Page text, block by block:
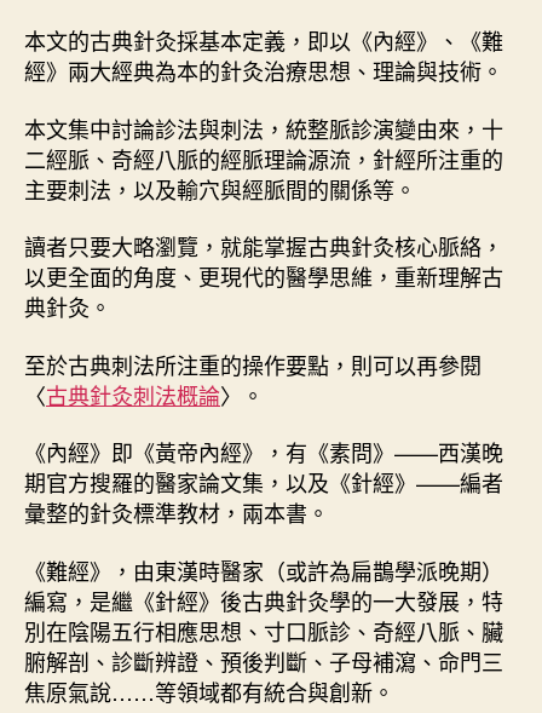
本文的古典針灸採基本定義，即以《內經》、《難
經》兩大經典為本的針灸治療思想、理論與技術。
本文集中討論診法與刺法，統整脈診演變由來，十
二經脈、奇經八脈的經脈理論源流，針經所注重的
主要刺法，以及輸穴與經脈間的關係等。
讀者只要大略瀏覽，就能掌握古典針灸核心脈絡，
以更全面的角度、更現代的醫學思維，重新理解古
典針灸。
至於古典刺法所注重的操作要點，則可以再參閱
〈古典針灸刺法概論〉。
《內經》即《黃帝內經》，有《素問》——西漢晚
期官方搜羅的醫家論文集，以及《針經》——編者
彙整的針灸標準教材，兩本書。
《難經》，由東漢時醫家（或許為扁鵲學派晚期）
編寫，是繼《針經》後古典針灸學的一大發展，特
別在陰陽五行相應思想、寸口脈診、奇經八脈、臟
腑解剖、診斷辨證、預後判斷、子母補瀉、命門三
焦原氣說……等領域都有統合與創新。